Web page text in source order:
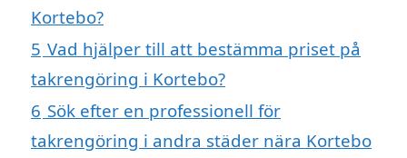
Kortebo?
5 Vad hjälper till att bestämma priset på
takrengöring i Kortebo?
6 Sök efter en professionell för
takrengöring i andra städer nära Kortebo